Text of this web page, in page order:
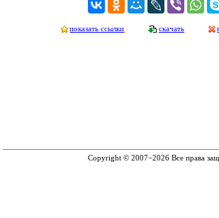
показать ссылки скачать
Copyright © 2007−2026 Все права